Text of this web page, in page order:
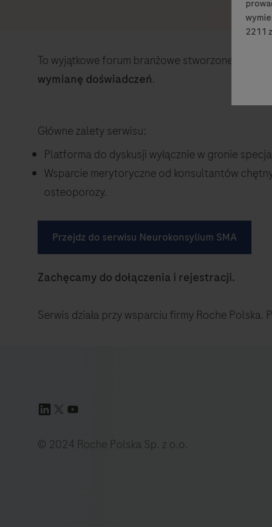
2211
To wyjątkowe forum branżowe stworzone, by
wymianę doświadczeń.
Główne zalety serwisu:
Platforma do dyskusji wyłącznie w gronie
Wsparcie merytoryczne od konsultantów
osteoporozy.
Przejdz do serwisu Neurokonsylium SMA
Zachęcamy do dołączenia i rejestracji.
Serwis działa przy wsparciu firmy Roche
© 2024 Roche Polska Sp. z o.o.